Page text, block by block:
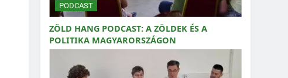
PODCAST
ZÖLD HANG PODCAST: A ZÖLDEK ÉS A
POLITIKA MAGYARORSZÁGON